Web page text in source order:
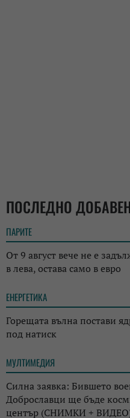
ПОСЛЕДНО
ПАРИТЕ
От 9 август вече не е
в лева, остава само в евро
ЕНЕРГЕТИКА
Горещата вълна постави
под натиск
МУЛТИМЕДИЯ
Силна заявка: Бившето
Доброславци ще бъде
център (СНИМКИ +